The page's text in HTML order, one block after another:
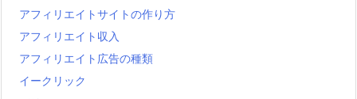
アフィリエイトサイトの作り方
アフィリエイト収入
アフィリエイト広告の種類
イークリック